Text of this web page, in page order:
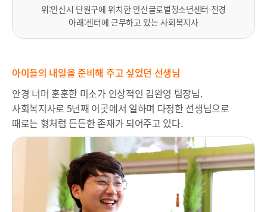
위:안산시 단원구에 위치한 안산글로벌청소년센터 전경
아래:센터에 근무하고 있는 사회복지사
아이들의 내일을 준비해 주고 싶었던 선생님
안경 너머 훈훈한 미소가 인상적인 김완영 팀장님.
사회복지사로 5년째 이곳에서 일하며 다정한 선생님으로
때로는 형처럼 든든한 존재가 되어주고 있다.